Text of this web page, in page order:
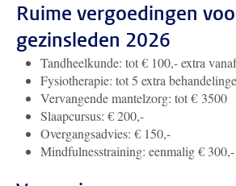
Ruime vergoedingen
gezinsleden 2026
Tandheelkunde: tot € 100,- extra
Fysiotherapie: tot 5 extra
Vervangende mantelzorg: tot € 3500
Slaapcursus: € 200,-
Overgangsadvies: € 150,-
Mindfulnesstraining: eenmalig € 300,-